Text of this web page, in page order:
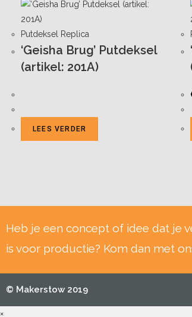
Putdeksel Replica
‘Geisha Brug’ Putdeksel
(artikel: 201A)
LEES VERDER
Heb je een concept of idee dat je
is voor productie? Kom dan met
© Makerstow 2019
×